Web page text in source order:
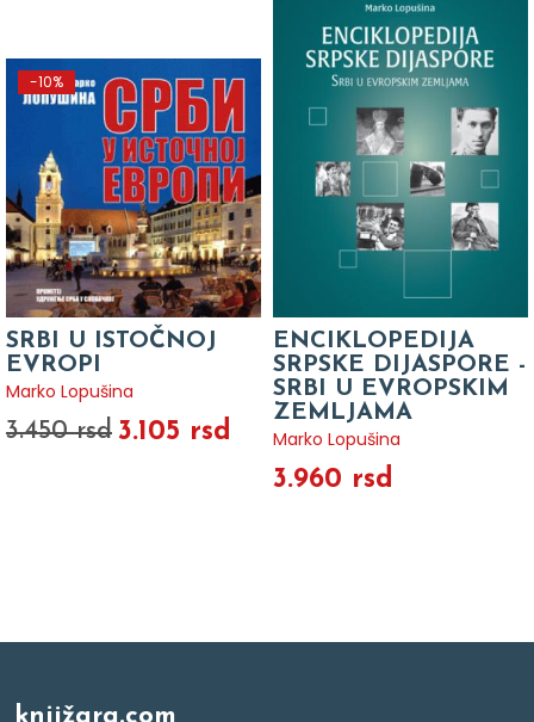
-10%
SRBI U ISTOČNOJ
EVROPI
Marko Lopušina
3.450 rsd 3.105 rsd
ENCIKLOPEDIJA
SRPSKE DIJASPORE -
SRBI U EVROPSKIM
ZEMLJAMA
Marko Lopušina
3.960 rsd